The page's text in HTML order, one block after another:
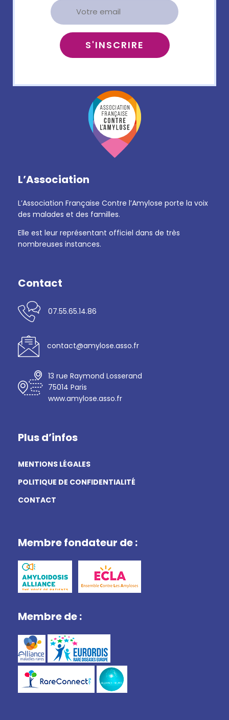
L’Association
L’Association Française Contre l’Amylose porte la voix
des malades et des familles.
Elle est leur représentant officiel dans de très
nombreuses instances.
Contact
07.55.65.14.86
contact@amylose.asso.fr
13 rue Raymond Losserand
75014 Paris
www.amylose.asso.fr
Plus d’infos
MENTIONS LÉGALES
POLITIQUE DE CONFIDENTIALITÉ
CONTACT
Membre fondateur de :
Membre de :